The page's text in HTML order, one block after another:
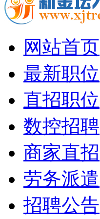
网站首页
最新职位
直招职位
数控招聘
商家直招
劳务派遣
招聘公告